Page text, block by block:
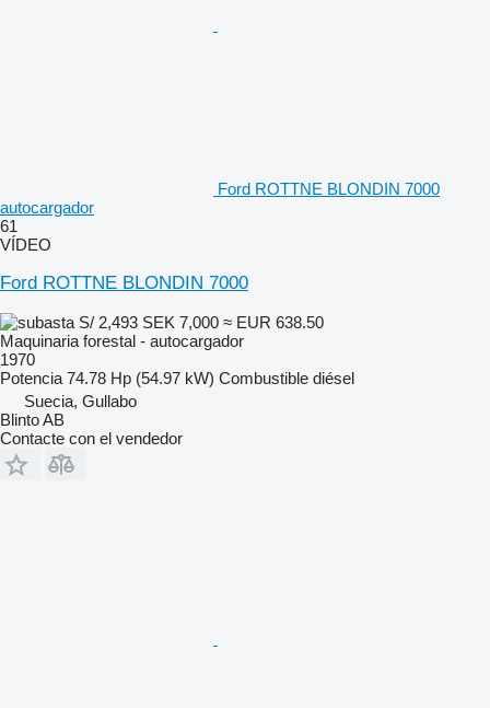
Ford ROTTNE BLONDIN 7000
autocargador
61
VÍDEO
Ford ROTTNE BLONDIN 7000
S/ 2,493 SEK 7,000 ≈ EUR 638.50
Maquinaria forestal - autocargador
1970
Potencia 74.78 Hp (54.97 kW) Combustible diésel
Suecia, Gullabo
Blinto AB
Contacte con el vendedor